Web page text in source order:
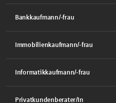
Bankkaufmann/-frau
Immobilienkaufmann/-frau
Informatikkaufmann/-frau
Privatkundenberater/In